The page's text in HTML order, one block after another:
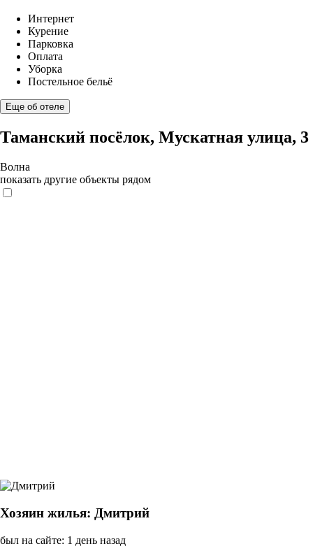
Интернет
Курение
Парковка
Оплата
Уборка
Постельное бельё
Еще об отеле
Таманский посёлок, Мускатная улица, 3
Волна
показать другие объекты рядом
Хозяин жилья: Дмитрий
был на сайте: 1 день назад